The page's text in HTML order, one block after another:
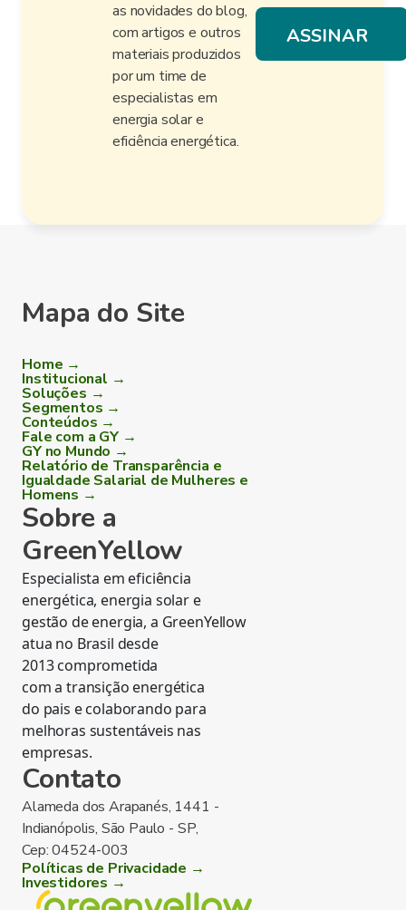
as novidades do blog,
com artigos e outros
materiais produzidos
por um time de
especialistas em
energia solar e
eficiência energética.
Mapa do Site
Home →
Institucional →
Soluções →
Segmentos →
Conteúdos →
Fale com a GY →
GY no Mundo →
Relatório de Transparência e
Igualdade Salarial de Mulheres e
Homens →
Sobre a
GreenYellow
Especialista em eficiência
energética, energia solar e
gestão de energia, a GreenYellow
atua no Brasil desde
2013 comprometida
com a transição energética
do pais e colaborando para
melhoras sustentáveis nas
empresas.
Contato
Alameda dos Arapanés, 1441 -
Indianópolis, São Paulo - SP,
Cep: 04524-003
Políticas de Privacidade →
Investidores →